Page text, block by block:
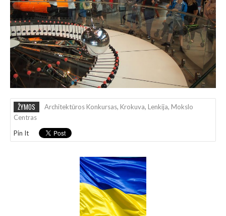
ŽYMOS Architektūros Konkursas, Krokuva, Lenkija, Mokslo
Centras
Pin It